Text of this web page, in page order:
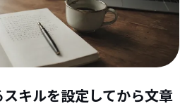
キルを設定してから文章